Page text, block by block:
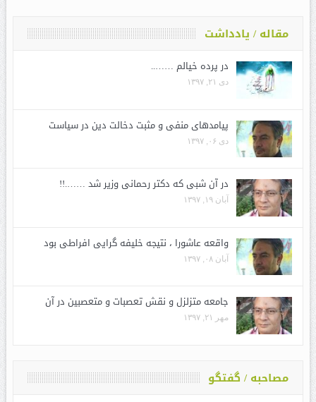
مقاله / یادداشت
در پرده خیالم ……..
دی ۲۱, ۱۳۹۷
پیامدهای منفی و مثبت دخالت دین در سیاست
دی ۰۶, ۱۳۹۷
در آن شبی که دکتر رحمانی وزیر شد …….!!
آبان ۱۹, ۱۳۹۷
واقعه عاشورا ، نتیجه خلیفه گرایی افراطی بود
آبان ۰۸, ۱۳۹۷
جامعه متزلزل و نقش تعصبات و متعصبین در آن
مهر ۲۱, ۱۳۹۷
مصاحبه / گفتگو